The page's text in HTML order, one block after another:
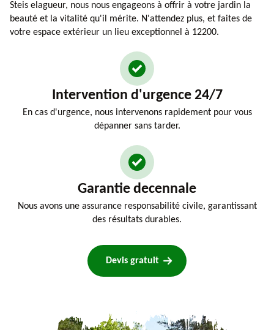
Steis elagueur, nous nous engageons à offrir à votre jardin la
beauté et la vitalité qu'il mérite. N'attendez plus, et faites de
votre espace extérieur un lieu exceptionnel à 12200.
Intervention d'urgence 24/7
En cas d'urgence, nous intervenons rapidement pour vous
dépanner sans tarder.
Garantie decennale
Nous avons une assurance responsabilité civile, garantissant
des résultats durables.
Devis gratuit